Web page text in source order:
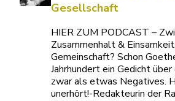
Gesellschaft
HIER ZUM PODCAST –
Zusammenhalt &
Gemeinschaft? Schon
Jahrhundert ein Gedicht
zwar als etwas Negatives.
unerhört!-Redakteurin der